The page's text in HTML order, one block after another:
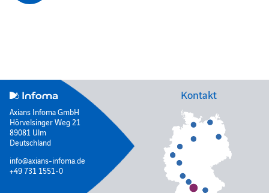
Axians Infoma GmbH
Hörvelsinger Weg 21
89081 Ulm
Deutschland
info@axians-infoma.de
+49 731 1551-0
Kontakt